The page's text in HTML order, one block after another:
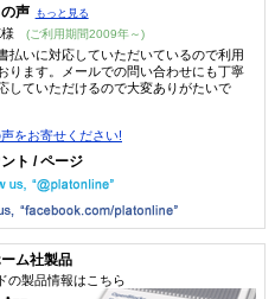
声
もっと見る
(ご利用期間2009年～)
払いに対応していただいているので利用
ります。メールでの問い合わせにも丁寧
していただけるので大変ありがたいで
をお寄せください!
ト / ページ
ム社製品
の製品情報はこちら